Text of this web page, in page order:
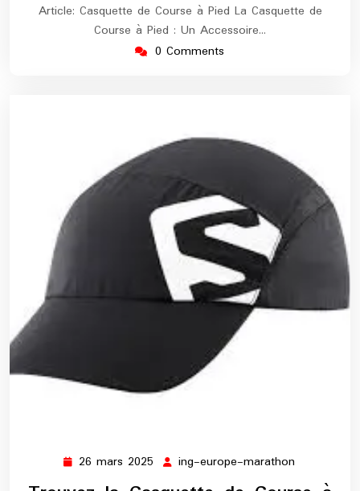
Article: Casquette de Course à Pied La Casquette de
Course à Pied : Un Accessoire…
0 Comments
26 mars 2025 26 ing-europe-marathon
europe-